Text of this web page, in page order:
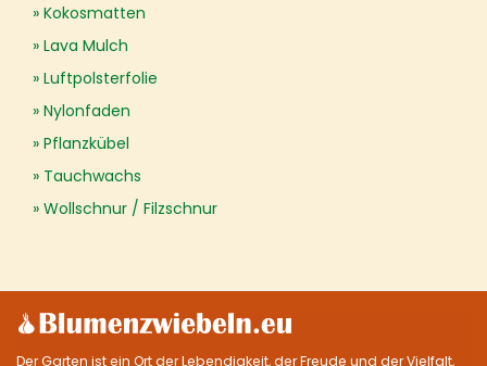
Kokosmatten
Lava Mulch
Luftpolsterfolie
Nylonfaden
Pflanzkübel
Tauchwachs
Wollschnur / Filzschnur
Der Garten ist ein Ort der Lebendigkeit, der Freude und der Vielfalt,